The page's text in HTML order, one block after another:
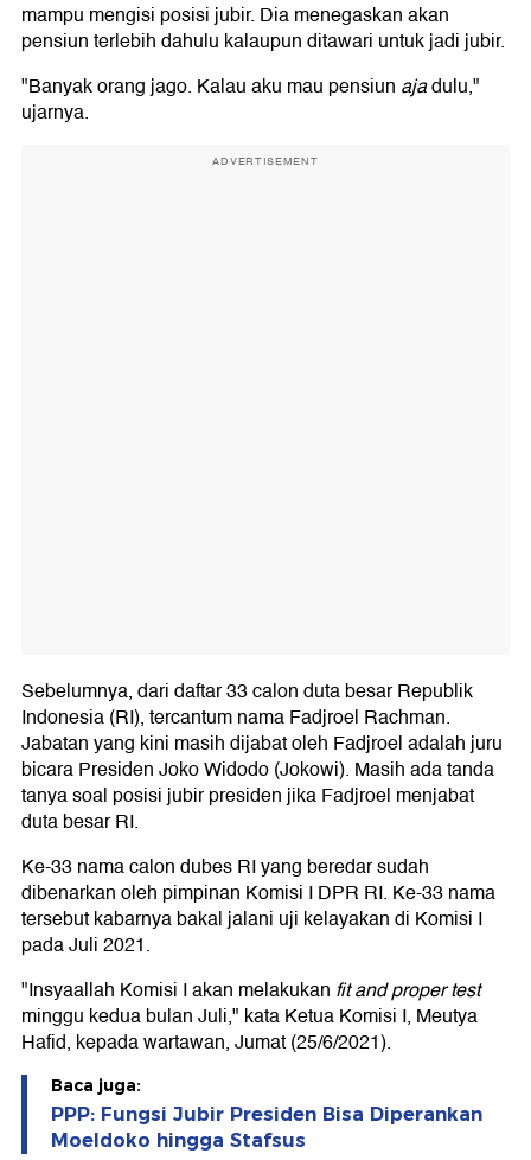
mampu mengisi posisi jubir. Dia menegaskan akan
pensiun terlebih dahulu kalaupun ditawari untuk jadi jubir.
"Banyak orang jago. Kalau aku mau pensiun ajadulu,"
ujarnya.
ADVERTISEMENT
Sebelumnya, dari daftar 33 calon duta besar Republik
Indonesia (RI), tercantum nama Fadjroel Rachman.
Jabatan yang kini masih dijabat oleh Fadjroel adalah juru
bicara Presiden Joko Widodo (Jokowi). Masih ada tanda
tanya soal posisi jubir presiden jika Fadjroel menjabat
duta besar RI.
Ke-33 nama calon dubes RI yang beredar sudah
dibenarkan oleh pimpinan Komisi I DPR RI. Ke-33 nama
tersebut kabarnya bakal jalani uji kelayakan di Komisi I
pada Juli 2021.
"Insyaallah Komisi I akan melakukan fit and proper test
minggu kedua bulan Juli," kata Ketua Komisi I, Meutya
Hafid, kepada wartawan, Jumat (25/6/2021).
Baca juga:
PPP: Fungsi Jubir Presiden Bisa Diperankan
Moeldoko hingga Stafsus